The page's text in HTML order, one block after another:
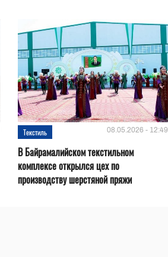
Текстиль 08.05.2026 - 12:49
В Байрамалийском текстильном
комплексе открылся цех по
производству шерстяной пряжи